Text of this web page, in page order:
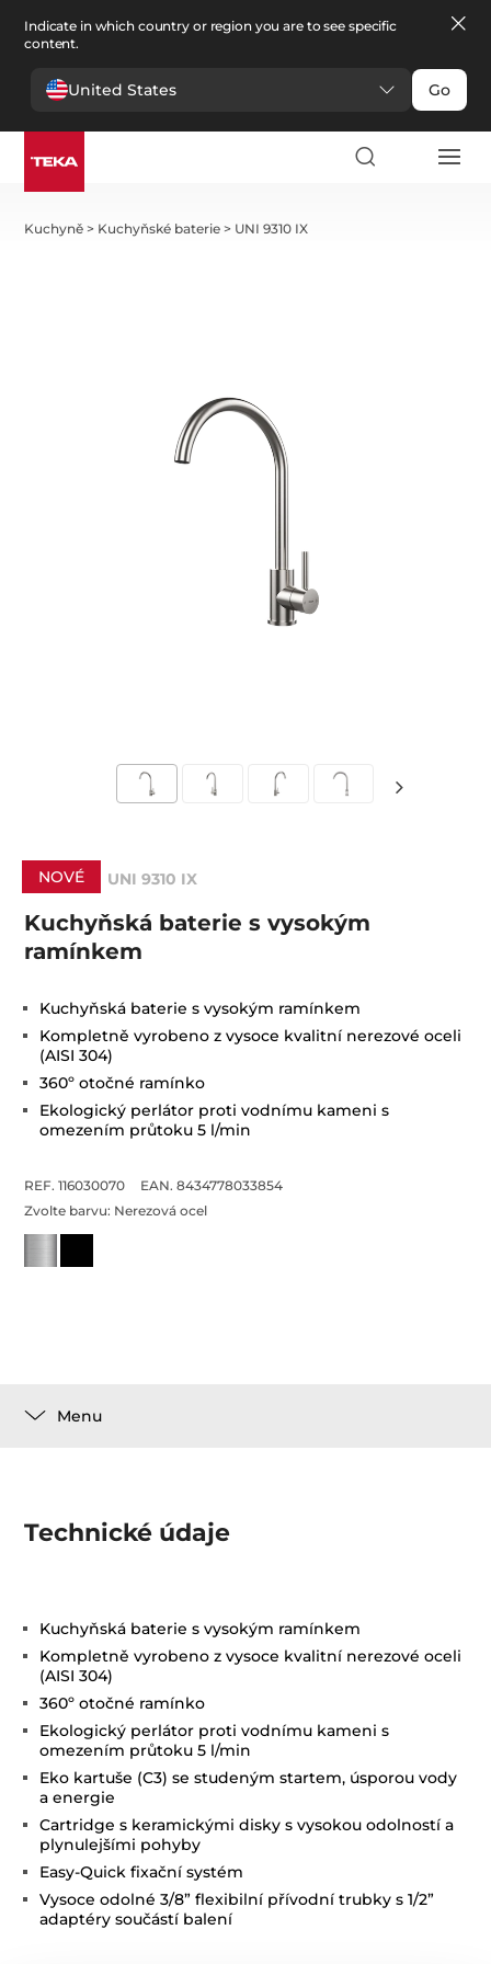
Indicate in which country or region you are to see specific
content.
United States Go
Kuchyně > Kuchyňské baterie > UNI 9310 IX
NOVÉ UNI 9310 IX
Kuchyňská baterie s vysokým
ramínkem
Kuchyňská baterie s vysokým ramínkem
Kompletně vyrobeno z vysoce kvalitní nerezové oceli
(AISI 304)
360º otočné ramínko
Ekologický perlátor proti vodnímu kameni s
omezením průtoku 5 l/min
REF. 116030070
EAN. 8434778033854
Zvolte barvu: Nerezová ocel
Menu
Technické údaje
Kuchyňská baterie s vysokým ramínkem
Kompletně vyrobeno z vysoce kvalitní nerezové oceli
(AISI 304)
360º otočné ramínko
Ekologický perlátor proti vodnímu kameni s
omezením průtoku 5 l/min
Eko kartuše (C3) se studeným startem, úsporou vody
a energie
Cartridge s keramickými disky s vysokou odolností a
plynulejšími pohyby
Easy-Quick fixační systém
Vysoce odolné 3/8” flexibilní přívodní trubky s 1/2”
adaptéry součástí balení